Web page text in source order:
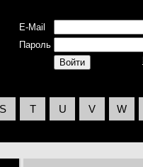
E-Mail
Пароль
S T U V W